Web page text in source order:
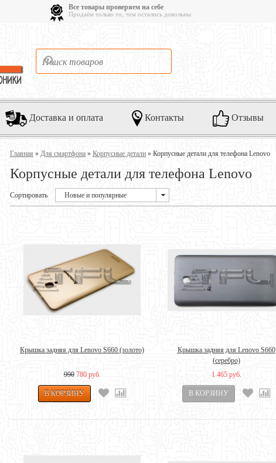
Все товары проверяем на себе
Продаём только то, чем остались довольны
Доставка и оплата Контакты Отзывы
Главная » Для смартфона » Корпусные детали » Корпусные детали для телефона Lenovo
Корпусные детали для телефона Lenovo
Сортировать Новые и популярные
Крышка задняя для Lenovo S660 (золото)
990 780 руб.
Крышка задняя для Lenovo S660
(серебро)
1 465 руб.